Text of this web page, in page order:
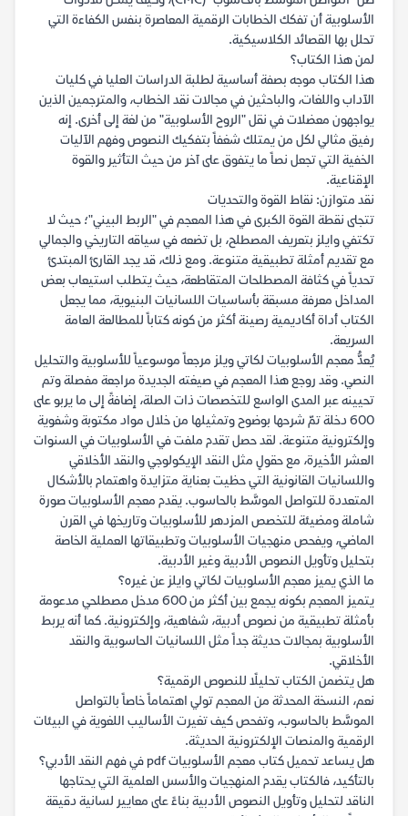
الأسلوبية أن تفكك الخطابات الرقمية المعاصرة بنفس الكفاءة التي
تحلل بها القصائد الكلاسيكية.
لمن هذا الكتاب؟
هذا الكتاب موجه بصفة أساسية لطلبة الدراسات العليا في كليات
الآداب واللغات، والباحثين في مجالات نقد الخطاب، والمترجمين الذين
يواجهون معضلات في نقل "الروح الأسلوبية" من لغة إلى أخرى. إنه
رفيق مثالي لكل من يمتلك شغفاً بتفكيك النصوص وفهم الآليات
الخفية التي تجعل نصاً ما يتفوق على آخر من حيث التأثير والقوة
الإقناعية.
نقد متوازن: نقاط القوة والتحديات
تتجلى نقطة القوة الكبرى في هذا المعجم في "الربط البيني"؛ حيث لا
تكتفي وايلز بتعريف المصطلح، بل تضعه في سياقه التاريخي والجمالي
مع تقديم أمثلة تطبيقية متنوعة. ومع ذلك، قد يجد القارئ المبتدئ
تحدياً في كثافة المصطلحات المتقاطعة، حيث يتطلب استيعاب بعض
المداخل معرفة مسبقة بأساسيات اللسانيات البنيوية، مما يجعل
الكتاب أداة أكاديمية رصينة أكثر من كونه كتاباً للمطالعة العامة
السريعة.
يُعدُّ معجم الأسلوبيات لكاتي ويلز مرجعاً موسوعياً للأسلوبية والتحليل
النصي. وقد روجع هذا المعجم في صيغته الجديدة مراجعة مفصلة وتم
تحيينه عبر المدى الواسع للتخصصات ذات الصلة، إضافةً إلى ما يربو على
600 دخلة تمّ شرحها بوضوح وتمثيلها من خلال مواد مكتوبة وشفوية
وإلكترونية متنوعة. لقد حصل تقدم ملفت في الأسلوبيات في السنوات
العشر الأخيرة، مع حقولٍ مثل النقد الإيكولوجي والنقد الأخلاقي
واللسانيات القانونية التي حظيت بعناية متزايدة واهتمام بالأشكال
المتعددة للتواصل الموسَّط بالحاسوب. يقدم معجم الأسلوبيات صورة
شاملة ومضيئة للتخصص المزدهر للأسلوبيات وتاريخها في القرن
الماضي، ويفحص منهجيات الأسلوبيات وتطبيقاتها العملية الخاصة
بتحليل وتأويل النصوص الأدبية وغير الأدبية.
ما الذي يميز معجم الأسلوبيات لكاتي وايلز عن غيره؟
يتميز المعجم بكونه يجمع بين أكثر من 600 مدخل مصطلحي مدعومة
بأمثلة تطبيقية من نصوص أدبية، شفاهية، وإلكترونية. كما أنه يربط
الأسلوبية بمجالات حديثة جداً مثل اللسانيات الحاسوبية والنقد
الأخلاقي.
هل يتضمن الكتاب تحليلًا للنصوص الرقمية؟
نعم، النسخة المحدثة من المعجم تولي اهتماماً خاصاً بالتواصل
الموسَّط بالحاسوب، وتفحص كيف تغيرت الأساليب اللغوية في البيئات
الرقمية والمنصات الإلكترونية الحديثة.
هل يساعد تحميل كتاب معجم الأسلوبيات pdf في فهم النقد الأدبي؟
بالتأكيد، فالكتاب يقدم المنهجيات والأسس العلمية التي يحتاجها
الناقد لتحليل وتأويل النصوص الأدبية بناءً على معايير لسانية دقيقة